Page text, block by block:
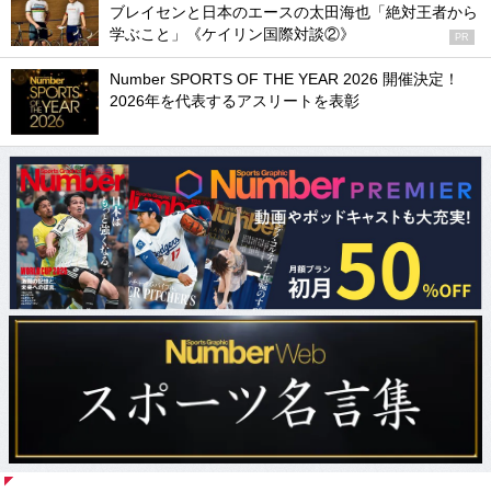
ブレイセンと日本のエースの太田海也「絶対王者から
学ぶこと」《ケイリン国際対談②》
PR
Number SPORTS OF THE YEAR 2026 開催決定！
2026年を代表するアスリートを表彰